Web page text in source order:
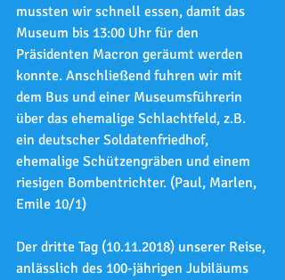
mussten wir schnell essen, damit das
Museum bis 13:00 Uhr für den
Präsidenten Macron geräumt werden
konnte. Anschließend fuhren wir mit
dem Bus und einer Museumsführerin
über das ehemalige Schlachtfeld, z.B.
ein deutscher Soldatenfriedhof,
ehemalige Schützengräben und einem
riesigen Bombentrichter. (Paul, Marlen,
Emile 10/1)
Der dritte Tag (10.11.2018) unserer Reise,
anlässlich des 100-jährigen Jubiläums